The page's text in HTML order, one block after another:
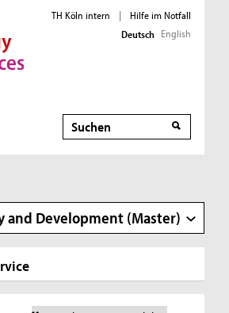
TH Köln intern |
Hilfe im Notfall
Deutsch English
Suche
and Development (Master)